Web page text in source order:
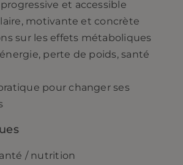
et accessible
motivante et concrète
sur les effets métaboliques
perte de poids, santé
pour changer ses
/ nutrition